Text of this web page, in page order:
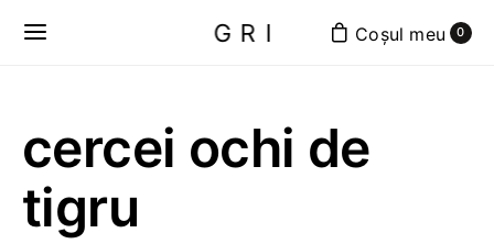
GRI 0
cercei ochi de
tigru